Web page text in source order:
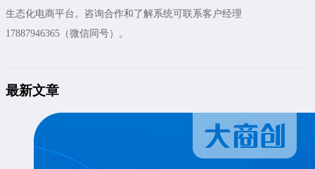
生态化电商平台。咨询合作和了解系统可联系客户经理
17887946365（微信同号）。
最新文章